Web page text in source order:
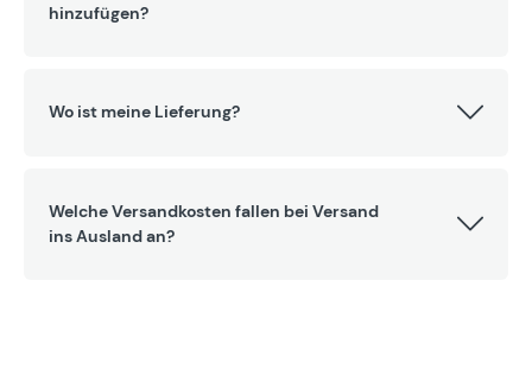
hinzufügen?
Wo ist meine Lieferung?
Welche Versandkosten fallen bei Versand
ins Ausland an?